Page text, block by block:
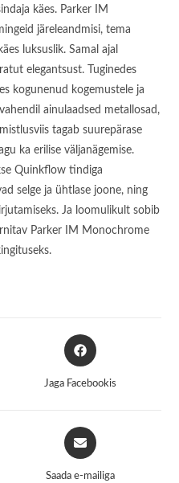
käes. Parker IM
järeleandmisi, tema
luksuslik. Samal ajal
elegantsust. Tuginedes
kogunenud kogemustele ja
ainulaadsed metallosad,
tagab suurepärase
ka erilise väljanägemise.
Quinkflow tindiga
selge ja ühtlase joone, ning
Ja loomulikult sobib
Parker IM Monochrome
Opens
in
Jaga Facebookis
Opens
in
Saada e-mailiga